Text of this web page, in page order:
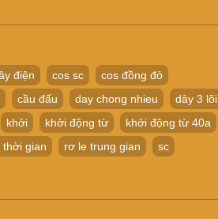
điện cos sc
cos đồng đỏ
cầu đấu day chong nhieu
dây 3 lõi
khởi khởi động từ
khởi động từ 40a
thời gian rơ le trung gian
sc